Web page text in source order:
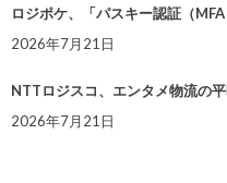
ロジポケ、「パスキー認証（
2026年7月21日
NTTロジスコ、エンタメ物流の
2026年7月21日